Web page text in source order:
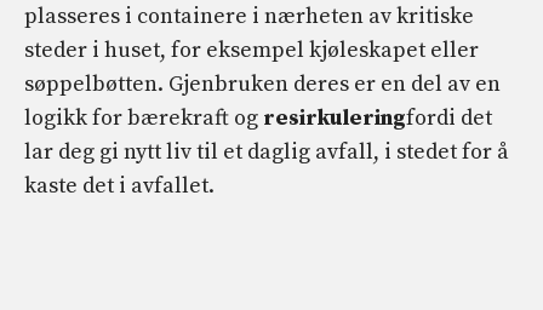
plasseres i containere i nærheten av kritiske
steder i huset, for eksempel kjøleskapet eller
søppelbøtten. Gjenbruken deres er en del av en
logikk for bærekraft og resirkuleringfordi det
lar deg gi nytt liv til et daglig avfall, i stedet for å
kaste det i avfallet.